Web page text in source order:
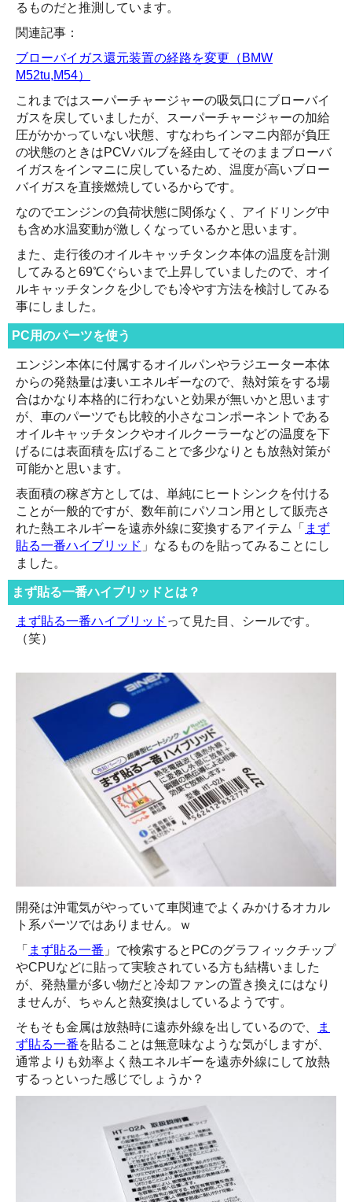
るものだと推測しています。
関連記事：
ブローバイガス還元装置の経路を変更（BMW
M52tu,M54）
これまではスーパーチャージャーの吸気口にブローバイ
ガスを戻していましたが、スーパーチャージャーの加給
圧がかかっていない状態、すなわちインマニ内部が負圧
の状態のときはPCVバルブを経由してそのままブローバ
イガスをインマニに戻しているため、温度が高いブロー
バイガスを直接燃焼しているからです。
なのでエンジンの負荷状態に関係なく、アイドリング中
も含め水温変動が激しくなっているかと思います。
また、走行後のオイルキャッチタンク本体の温度を計測
してみると69℃ぐらいまで上昇していましたので、オイ
ルキャッチタンクを少しでも冷やす方法を検討してみる
事にしました。
PC用のパーツを使う
エンジン本体に付属するオイルパンやラジエーター本体
からの発熱量は凄いエネルギーなので、熱対策をする場
合はかなり本格的に行わないと効果が無いかと思います
が、車のパーツでも比較的小さなコンポーネントである
オイルキャッチタンクやオイルクーラーなどの温度を下
げるには表面積を広げることで多少なりとも放熱対策が
可能かと思います。
表面積の稼ぎ方としては、単純にヒートシンクを付ける
ことが一般的ですが、数年前にパソコン用として販売さ
れた熱エネルギーを遠赤外線に変換するアイテム「 まず
貼る一番ハイブリッド 」なるものを貼ってみることにし
ました。
まず貼る一番ハイブリッドとは？
まず貼る一番ハイブリッド って見た目、シールです。
（笑）
開発は沖電気がやっていて車関連でよくみかけるオカル
ト系パーツではありません。ｗ
「 まず貼る一番 」で検索するとPCのグラフィックチップ
やCPUなどに貼って実験されている方も結構いました
が、発熱量が多い物だと冷却ファンの置き換えにはなり
ませんが、ちゃんと熱変換はしているようです。
そもそも金属は放熱時に遠赤外線を出しているので、
ま
ず貼る一番を貼ることは無意味なような気がしますが、
通常よりも効率よく熱エネルギーを遠赤外線にして放熱
するっといった感じでしょうか？